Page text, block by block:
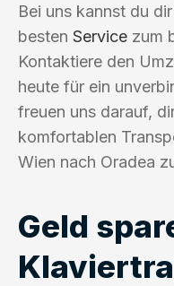
Bei uns kannst du
besten Service zum
Kontaktiere den
heute für ein
freuen uns darauf,
komfortablen
Wien nach Oradea
Geld